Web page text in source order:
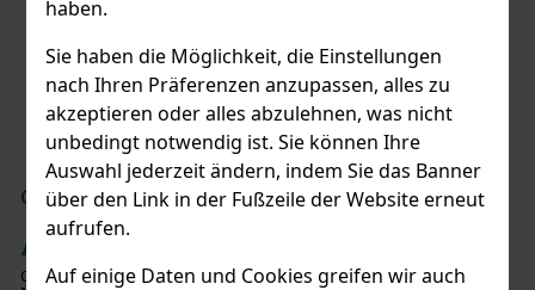
haben.
Sie haben die Möglichkeit, die Einstellungen
nach Ihren Präferenzen anzupassen, alles zu
akzeptieren oder alles abzulehnen, was nicht
unbedingt notwendig ist. Sie können Ihre
Auswahl jederzeit ändern, indem Sie das Banner
über den Link in der Fußzeile der Website erneut
aufrufen.
Auf einige Daten und Cookies greifen wir auch